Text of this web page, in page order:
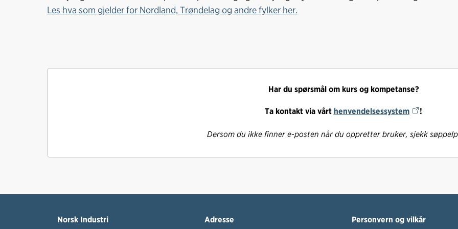
Les hva som gjelder for Nordland, Trøndelag og andre fylker her.
Har du spørsmål om kurs og kompetanse?
Ta kontakt via vårt henvendelsessystem !
Dersom du ikke finner e-posten når du oppretter bruker, sjekk
Norsk Industri Adresse Personvern og vilkår